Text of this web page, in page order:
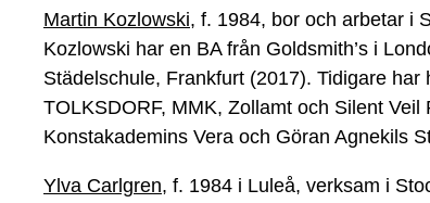
Martin Kozlowski, f. 1984, bor och arbetar i
Kozlowski har en BA från Goldsmith’s i
Städelschule, Frankfurt (2017). Tidigare
TOLKSDORF, MMK, Zollamt och Silent
Konstakademins Vera och Göran Agnekils
Ylva Carlgren, f. 1984 i Luleå, verksam i